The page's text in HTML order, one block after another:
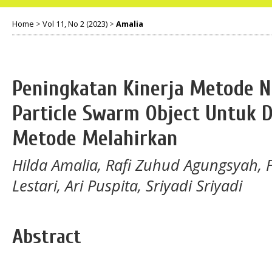
Home > Vol 11, No 2 (2023) > Amalia
Peningkatan Kinerja Metode
Particle Swarm Object Untuk
Metode Melahirkan
Hilda Amalia, Rafi Zuhud Agungsyah,
Lestari, Ari Puspita, Sriyadi Sriyadi
Abstract